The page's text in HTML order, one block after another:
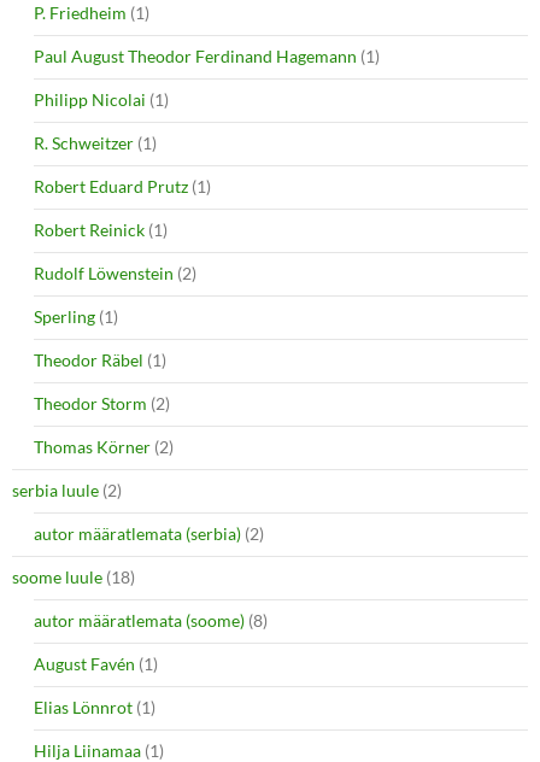
P. Friedheim (1)
Paul August Theodor Ferdinand Hagemann (1)
Philipp Nicolai (1)
R. Schweitzer (1)
Robert Eduard Prutz (1)
Robert Reinick (1)
Rudolf Löwenstein (2)
Sperling (1)
Theodor Räbel (1)
Theodor Storm (2)
Thomas Körner (2)
serbia luule (2)
autor määratlemata (serbia) (2)
soome luule (18)
autor määratlemata (soome) (8)
August Favén (1)
Elias Lönnrot (1)
Hilja Liinamaa (1)